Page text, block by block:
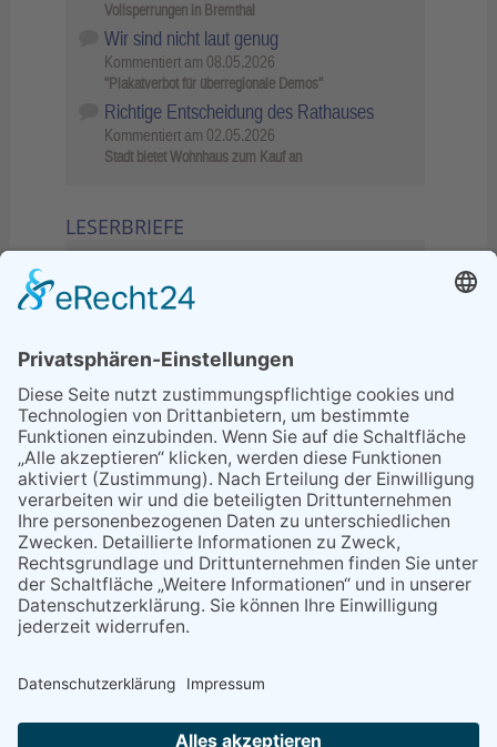
Vollsperrungen in Bremthal
Wir sind nicht laut genug
Kommentiert am 08.05.2026
"Plakatverbot für überregionale Demos"
Richtige Entscheidung des Rathauses
Kommentiert am 02.05.2026
Stadt bietet Wohnhaus zum Kauf an
LESERBRIEFE
Sperrung B455: Kleiner
Grenzverkehr statt weite Wege
21.04.2026
Wenn Bahn-Computer nicht
miteinander kommunizieren
11.03.2026
"Plakatverbot für überregionale
Demos"
04.02.2026
Gelbe Tonne – Ein kleiner Blick
über den Tellerand
04.02.2026
Plastikersparnis durch Nutzung
NACH OBEN